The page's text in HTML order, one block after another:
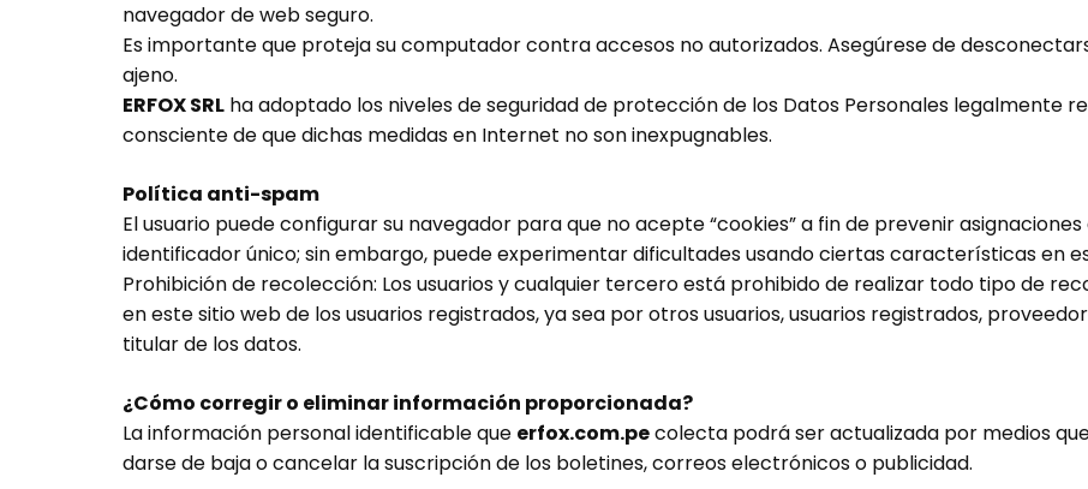
navegador de web seguro.
Es importante que proteja su computador contra accesos no autorizados. Asegúrese de
ajeno.
ERFOX SRL ha adoptado los niveles de seguridad de protección de los Datos Personales legalmente
consciente de que dichas medidas en Internet no son inexpugnables.
Política anti-spam
El usuario puede configurar su navegador para que no acepte “cookies” a fin de prevenir
identificador único; sin embargo, puede experimentar dificultades usando ciertas características en
Prohibición de recolección: Los usuarios y cualquier tercero está prohibido de realizar todo tipo de
en este sitio web de los usuarios registrados, ya sea por otros usuarios, usuarios registrados,
titular de los datos.
¿Cómo corregir o eliminar información proporcionada?
La información personal identificable que erfox.com.pecolecta podrá ser actualizada por medios
darse de baja o cancelar la suscripción de los boletines, correos electrónicos o publicidad.